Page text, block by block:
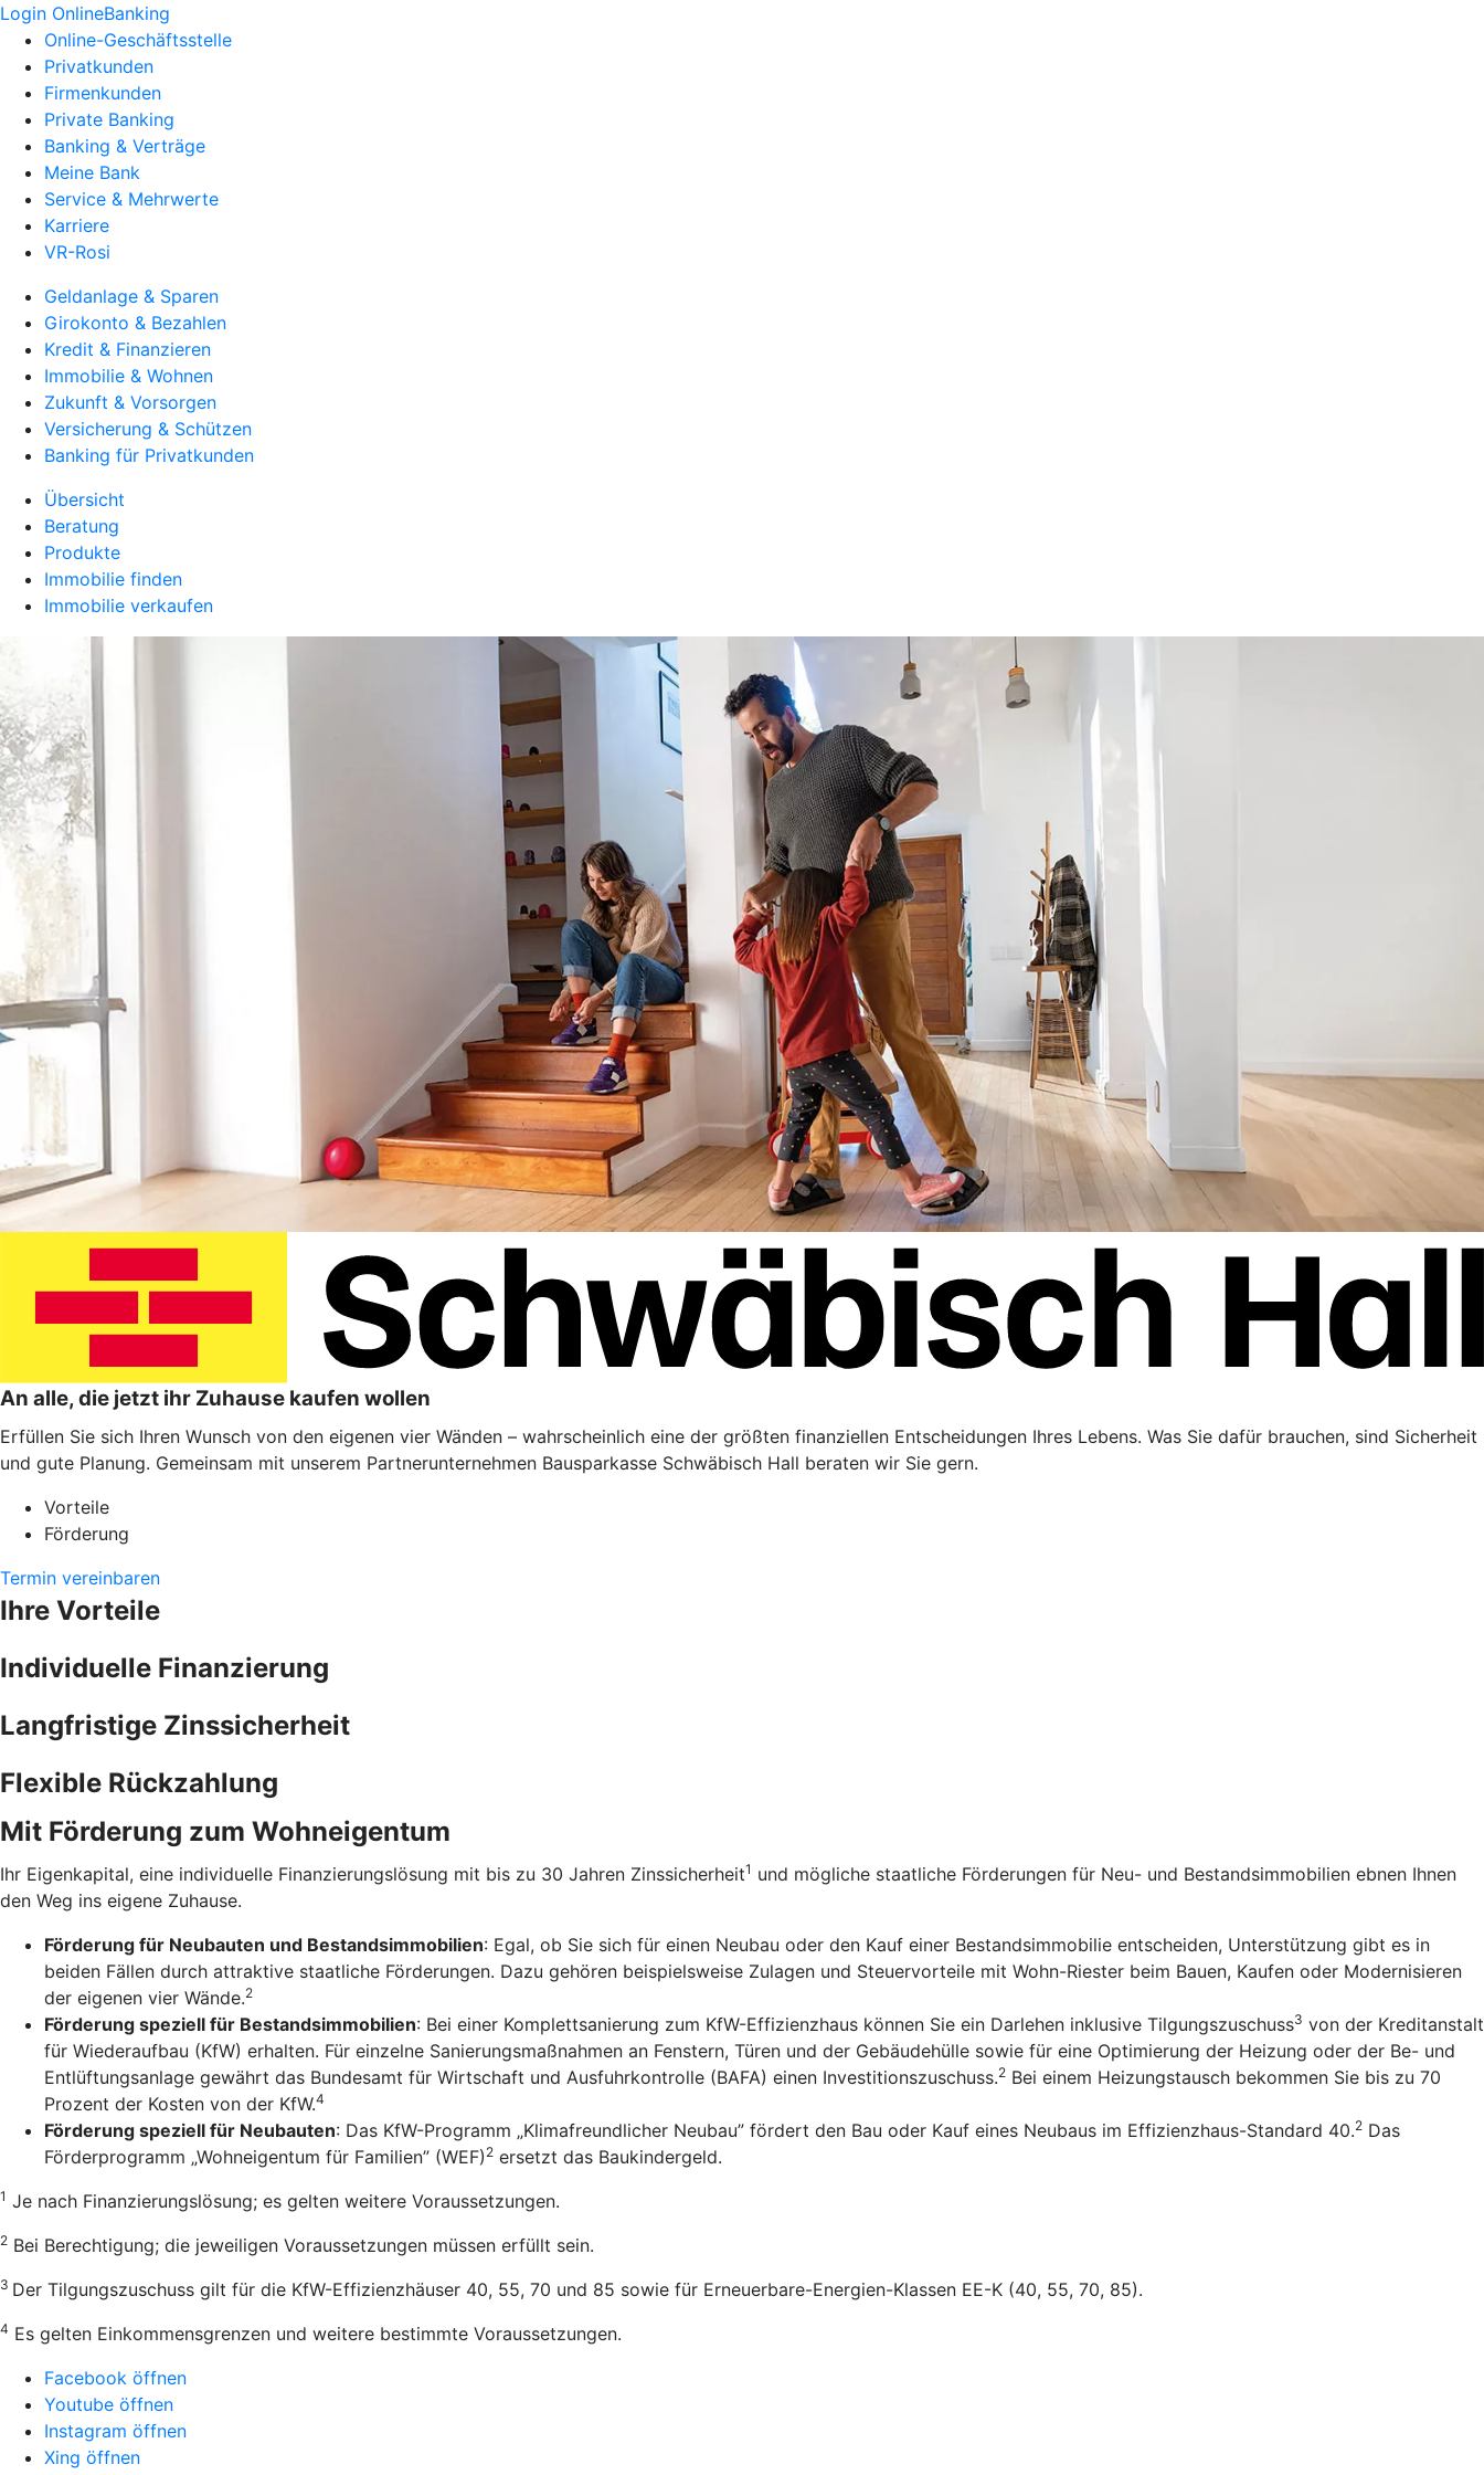
Login OnlineBanking
Online-Geschäftsstelle
Privatkunden
Firmenkunden
Private Banking
Banking & Verträge
Meine Bank
Service & Mehrwerte
Karriere
VR-Rosi
Geldanlage & Sparen
Girokonto & Bezahlen
Kredit & Finanzieren
Immobilie & Wohnen
Zukunft & Vorsorgen
Versicherung & Schützen
Banking für Privatkunden
Übersicht
Beratung
Produkte
Immobilie finden
Immobilie verkaufen
An alle, die jetzt ihr Zuhause kaufen wollen
Erfüllen Sie sich Ihren Wunsch von den eigenen vier Wänden – wahrscheinlich eine der größten finanziellen Entscheidungen Ihres Lebens. Was Sie dafür brauchen, sind Sicherheit
und gute Planung. Gemeinsam mit unserem Partnerunternehmen Bausparkasse Schwäbisch Hall beraten wir Sie gern.
Vorteile
Förderung
Termin vereinbaren
Ihre Vorteile
Individuelle Finanzierung
Langfristige Zinssicherheit
Flexible Rückzahlung
Mit Förderung zum Wohneigentum
Ihr Eigenkapital, eine individuelle Finanzierungslösung mit bis zu 30 Jahren Zinssicherheit1 und mögliche staatliche Förderungen für Neu- und Bestandsimmobilien ebnen Ihnen
den Weg ins eigene Zuhause.
Förderung für Neubauten und Bestandsimmobilien: Egal, ob Sie sich für einen Neubau oder den Kauf einer Bestandsimmobilie entscheiden, Unterstützung gibt es in
beiden Fällen durch attraktive staatliche Förderungen. Dazu gehören beispielsweise Zulagen und Steuervorteile mit Wohn-Riester beim Bauen, Kaufen oder Modernisieren
der eigenen vier Wände.2
Förderung speziell für Bestandsimmobilien: Bei einer Komplettsanierung zum KfW-Effizienzhaus können Sie ein Darlehen inklusive Tilgungszuschuss3 von der Kreditanstalt
für Wiederaufbau (KfW) erhalten. Für einzelne Sanierungsmaßnahmen an Fenstern, Türen und der Gebäudehülle sowie für eine Optimierung der Heizung oder der Be- und
Entlüftungsanlage gewährt das Bundesamt für Wirtschaft und Ausfuhrkontrolle (BAFA) einen Investitionszuschuss.2 Bei einem Heizungstausch bekommen Sie bis zu 70
Prozent der Kosten von der KfW.4
Förderung speziell für Neubauten: Das KfW-Programm „Klimafreundlicher Neubau” fördert den Bau oder Kauf eines Neubaus im Effizienzhaus-Standard 40.2 Das
Förderprogramm „Wohneigentum für Familien” (WEF) 2 ersetzt das Baukindergeld.
1 Je nach Finanzierungslösung; es gelten weitere Voraussetzungen.
2 Bei Berechtigung; die jeweiligen Voraussetzungen müssen erfüllt sein.
3 Der Tilgungszuschuss gilt für die KfW-Effizienzhäuser 40, 55, 70 und 85 sowie für Erneuerbare-Energien-Klassen EE-K (40, 55, 70, 85).
4 Es gelten Einkommensgrenzen und weitere bestimmte Voraussetzungen.
Facebook öffnen
Youtube öffnen
Instagram öffnen
Xing öffnen